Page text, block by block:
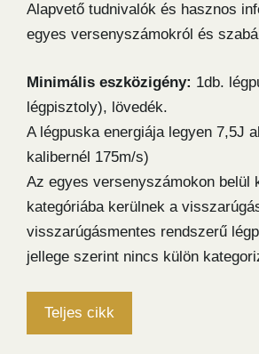
Alapvető tudnivalók és hasznos
egyes versenyszámokról és
Minimális eszközigény: 1db.
légpisztoly), lövedék.
A légpuska energiája legyen 7,5J
kalibernél 175m/s)
Az egyes versenyszámokon belül
kategóriába kerülnek a
visszarúgásmentes rendszerű
jellege szerint nincs külön
Teljes cikk